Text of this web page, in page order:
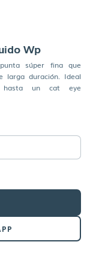
Wp
súper fina que
larga duración. Ideal
hasta un cat eye